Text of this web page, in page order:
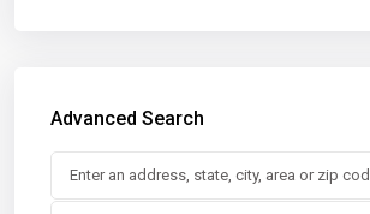
Advanced Search